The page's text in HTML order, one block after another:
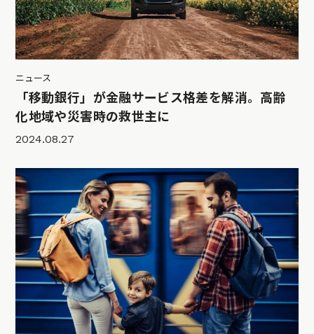
ニュース
「移動銀行」が金融サービス格差を解消。高齢
化地域や災害時の救世主に
2024.08.27